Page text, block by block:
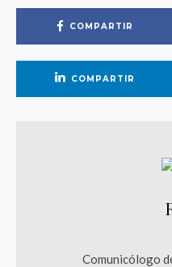
COMPARTIR
COMPARTIR
Comunicólogo